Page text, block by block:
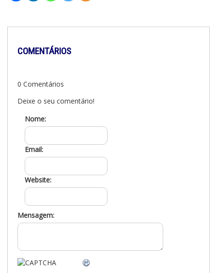
COMENTÁRIOS
0 Comentários
Deixe o seu comentário!
Nome:
Email:
Website:
Mensagem: